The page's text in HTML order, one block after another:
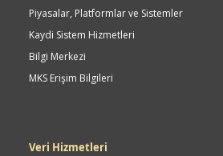
Piyasalar, Platformlar ve Sistemler
Kaydi Sistem Hizmetleri
Bilgi Merkezi
MKS Erişim Bilgileri
Veri Hizmetleri